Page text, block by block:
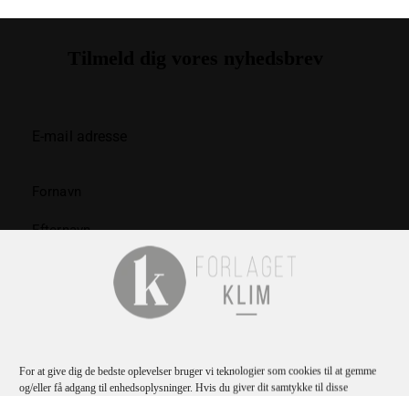
For at give dig de bedste oplevelser bruger vi teknologier som cookies til at gemme
og/eller få adgang til enhedsoplysninger. Hvis du giver dit samtykke til disse